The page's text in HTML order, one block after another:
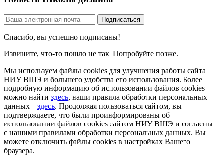
Спасибо, вы успешно подписаны!
Извините, что-то пошло не так. Попробуйте позже.
Мы используем файлы cookies для улучшения работы сайта
НИУ ВШЭ и большего удобства его использования. Более
подробную информацию об использовании файлов cookies
можно найти здесь, наши правила обработки персональных
данных – здесь. Продолжая пользоваться сайтом, вы
подтверждаете, что были проинформированы об
использовании файлов cookies сайтом НИУ ВШЭ и согласны
с нашими правилами обработки персональных данных. Вы
можете отключить файлы cookies в настройках Вашего
браузера.